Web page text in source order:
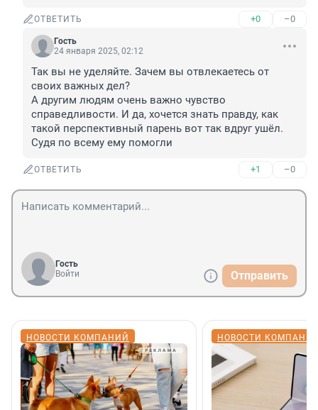
ОТВЕТИТЬ +0 –0
Гость
24 января 2025, 02:12
Так вы не уделяйте. Зачем вы отвлекаетесь от
своих важных дел?
А другим людям очень важно чувство
справедливости. И да, хочется знать правду, как
такой перспективный парень вот так вдруг ушёл.
Судя по всему ему помогли
ОТВЕТИТЬ +1 –0
Гость
Войти
Отправить
НОВОСТИ КОМПАНИЙ НОВОСТИ